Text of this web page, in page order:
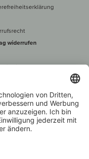
widerrufen
inkl. MwSt., zzgl. 5 €
60 € versand­kosten­
unter